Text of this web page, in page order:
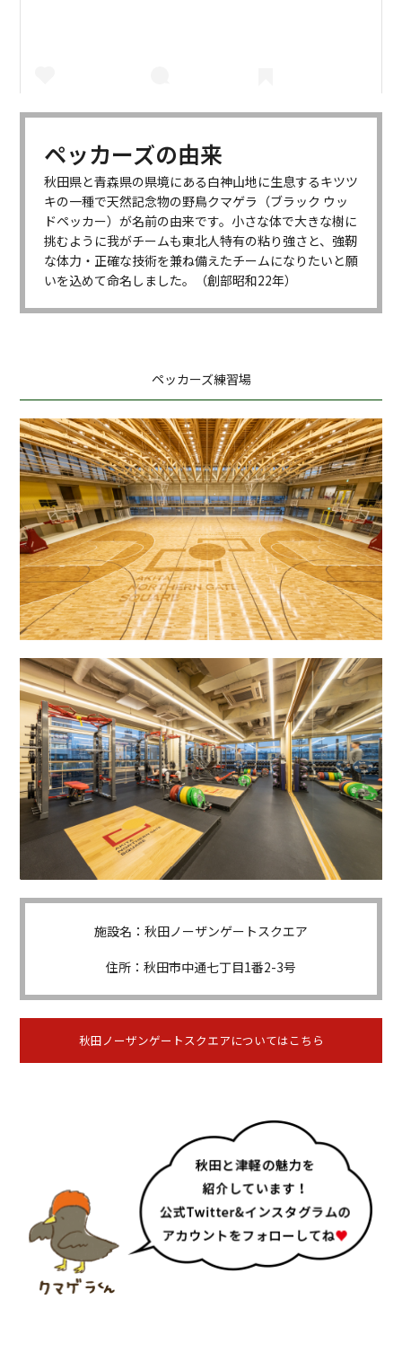
ペッカーズの由来
秋田県と青森県の県境にある白神山地に生息するキツツ
キの一種で天然記念物の野鳥クマゲラ（ブラック ウッ
ドペッカー）が名前の由来です。小さな体で大きな樹に
挑むように我がチームも東北人特有の粘り強さと、強靭
な体力・正確な技術を兼ね備えたチームになりたいと願
いを込めて命名しました。（創部昭和22年）
ペッカーズ練習場
施設名：秋田ノーザンゲートスクエア
住所：秋田市中通七丁目1番2-3号
秋田ノーザンゲートスクエアについてはこちら